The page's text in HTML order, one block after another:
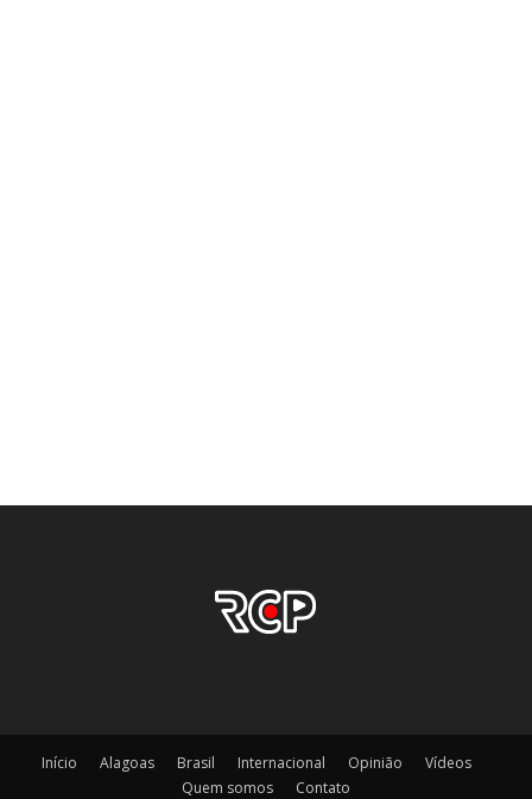
Início Alagoas Brasil Internacional Opinião
Vídeos
Quem somos
Contato